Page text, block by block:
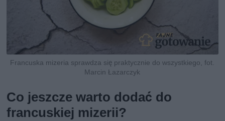
Francuska mizeria sprawdza się praktycznie do wszystkiego, fot.
Marcin Łazarczyk
Co jeszcze warto dodać do
francuskiej mizerii?